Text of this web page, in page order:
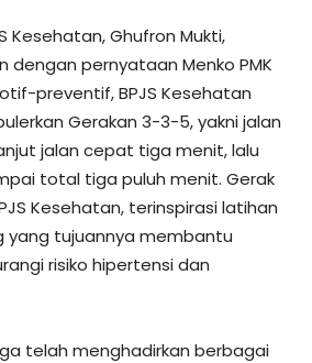
Kesehatan, Ghufron Mukti,
dengan pernyataan Menko PMK
preventif, BPJS Kesehatan
Gerakan 3-3-5, yakni jalan
jalan cepat tiga menit, lalu
total tiga puluh menit. Gerak
Kesehatan, terinspirasi latihan
yang tujuannya membantu
risiko hipertensi dan
telah menghadirkan berbagai